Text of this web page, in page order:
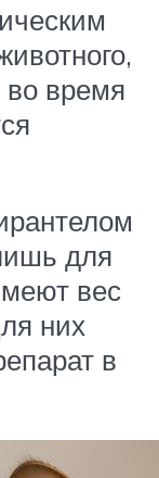
во время
для
вес
них
в